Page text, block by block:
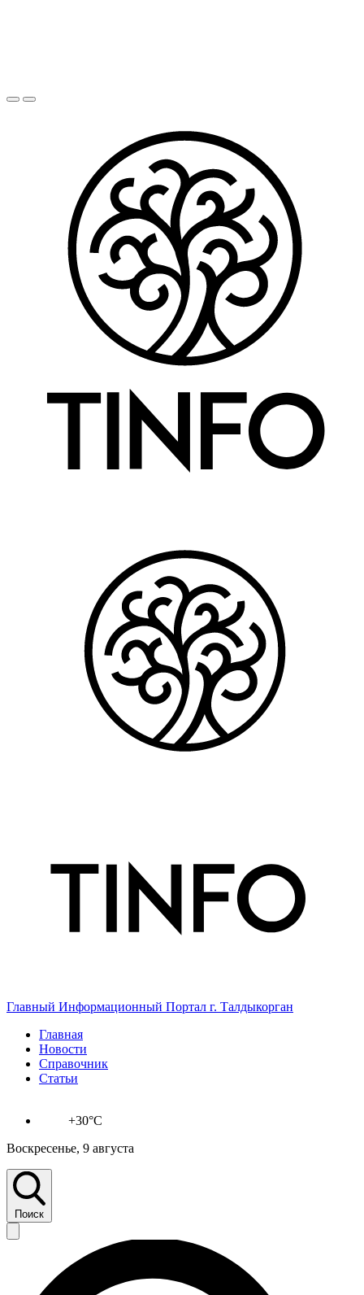
Главный Информационный Портал г. Талдыкорган
Главная
Новости
Справочник
Статьи
+30°C
Воскресенье, 9 августа
Поиск